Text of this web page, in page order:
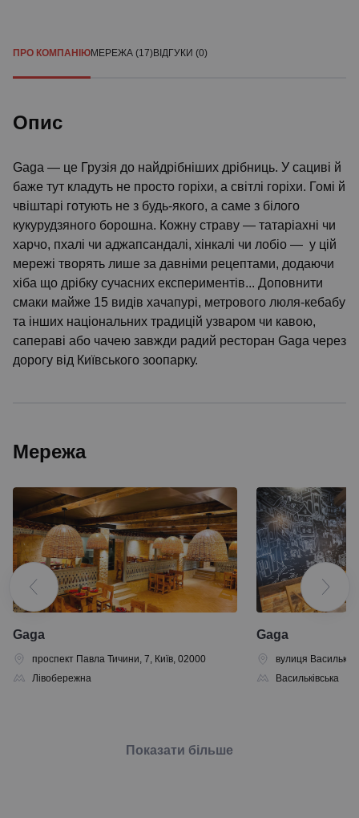
ПРО КОМПАНІЮМЕРЕЖА (17)ВІДГУКИ (0)
Опис
Gaga — це Грузія до найдрібніших дрібниць. У сациві й
баже тут кладуть не просто горіхи, а світлі горіхи. Гомі й
чвіштарі готують не з будь-якого, а саме з білого
кукурудзяного борошна. Кожну страву — татаріахні чи
харчо, пхалі чи аджапсандалі, хінкалі чи лобіо — у цій
мережі творять лише за давніми рецептами, додаючи
хіба що дрібку сучасних експериментів... Доповнити
смаки майже 15 видів хачапурі, метрового люля-кебабу
та інших національних традицій узваром чи кавою,
сапераві або чачею завжди радий ресторан Gaga через
дорогу від Київського зоопарку.
Мережа
Gaga
проспект Павла Тичини, 7, Київ, 02000
Лівобережна
Gaga
вулиця
Васильківська
Показати більше